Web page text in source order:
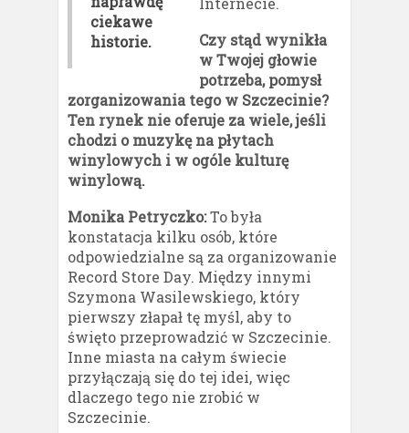
ciekawe
historie.
Czy stąd wynikła
w Twojej głowie
potrzeba, pomysł
zorganizowania tego w Szczecinie?
Ten rynek nie oferuje za wiele, jeśli
chodzi o muzykę na płytach
winylowych i w ogóle kulturę
winylową.
Monika Petryczko:To była
konstatacja kilku osób, które
odpowiedzialne są za organizowanie
Record Store Day. Między innymi
Szymona Wasilewskiego, który
pierwszy złapał tę myśl, aby to
święto przeprowadzić w Szczecinie.
Inne miasta na całym świecie
przyłączają się do tej idei, więc
dlaczego tego nie zrobić w
Szczecinie.